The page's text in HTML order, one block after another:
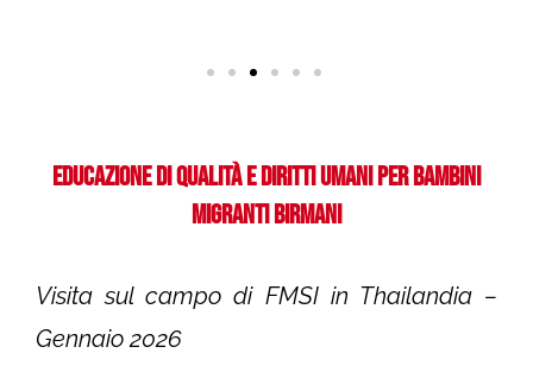
Educazione di Qualità e Diritti Umani per Bambini
Migranti Birmani
Visita sul campo di FMSI in Thailandia –
Gennaio 2026